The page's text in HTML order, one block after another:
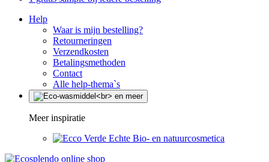
Help
Waar is mijn bestelling?
Retourneringen
Verzendkosten
Betalingsmethoden
Contact
Alle help-thema`s
Meer inspiratie
Echte Bio- en natuurcosmetica